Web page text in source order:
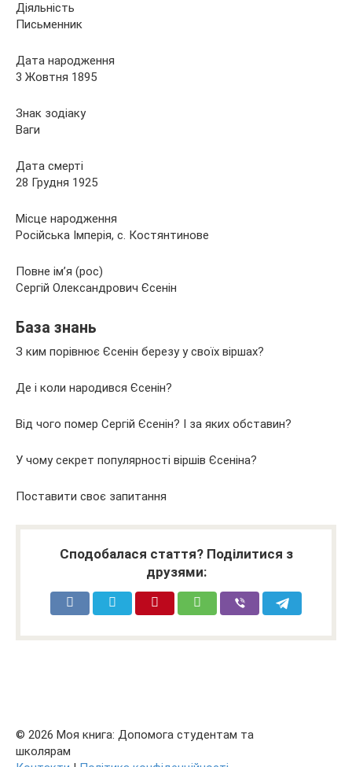
Діяльність
Письменник
Дата народження
3 Жовтня 1895
Знак зодіаку
Ваги
Дата смерті
28 Грудня 1925
Місце народження
Російська Імперія, с. Костянтинове
Повне ім’я (рос)
Сергій Олександрович Єсенін
База знань
З ким порівнює Єсенін березу у своїх віршах?
Де і коли народився Єсенін?
Від чого помер Сергій Єсенін? І за яких обставин?
У чому секрет популярності віршів Єсеніна?
Поставити своє запитання
Сподобалася стаття? Поділитися з
друзями:
© 2026 Моя книга: Допомога студентам та
школярам